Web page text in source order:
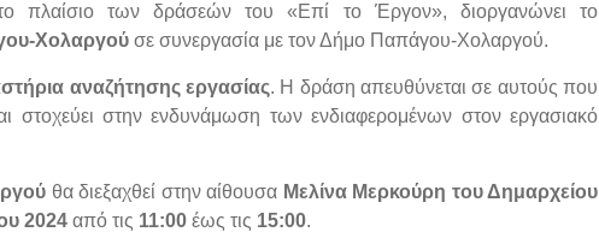
πλαίσιο των δράσεών του «Επί το Έργον», διοργανώνει το
Χολαργού σε συνεργασία με τoν Δήμο Παπάγου-Χολαργού.
αναζήτησης εργασίας. Η δράση απευθύνεται σε αυτούς που
στοχεύει στην ενδυνάμωση των ενδιαφερομένων στον εργασιακό
θα διεξαχθεί στην αίθουσα Μελίνα Μερκούρη του Δημαρχείου
2024 από τις 11:00 έως τις 15:00.